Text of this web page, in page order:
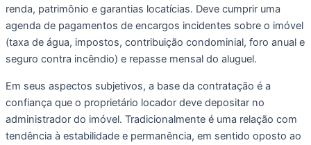
renda, patrimônio e garantias locatícias. Deve cumprir uma
agenda de pagamentos de encargos incidentes sobre o imóvel
(taxa de água, impostos, contribuição condominial, foro anual e
seguro contra incêndio) e repasse mensal do aluguel.
Em seus aspectos subjetivos, a base da contratação é a
confiança que o proprietário locador deve depositar no
administrador do imóvel. Tradicionalmente é uma relação com
tendência à estabilidade e permanência, em sentido oposto ao